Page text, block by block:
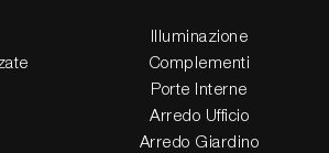
Illuminazione
Complementi
Porte Interne
Arredo Ufficio
Arredo Giardino